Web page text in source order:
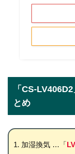
「CS-
とめ
加湿換気 …「LV